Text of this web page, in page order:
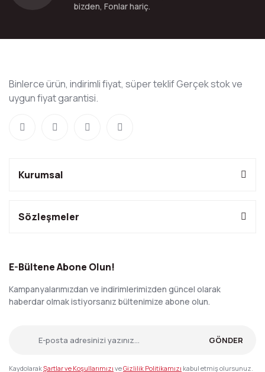
bizden, Fonlar hariç.
Binlerce ürün, indirimli fiyat, süper teklif Gerçek stok ve
uygun fiyat garantisi.
Kurumsal
Sözleşmeler
E-Bültene Abone Olun!
Kampanyalarımızdan ve indirimlerimizden güncel olarak
haberdar olmak istiyorsanız bültenimize abone olun.
GÖNDER
KaydolarakŞartlar ve Koşullarımızı veGizlilik Politikamızı kabul etmiş olursunuz.